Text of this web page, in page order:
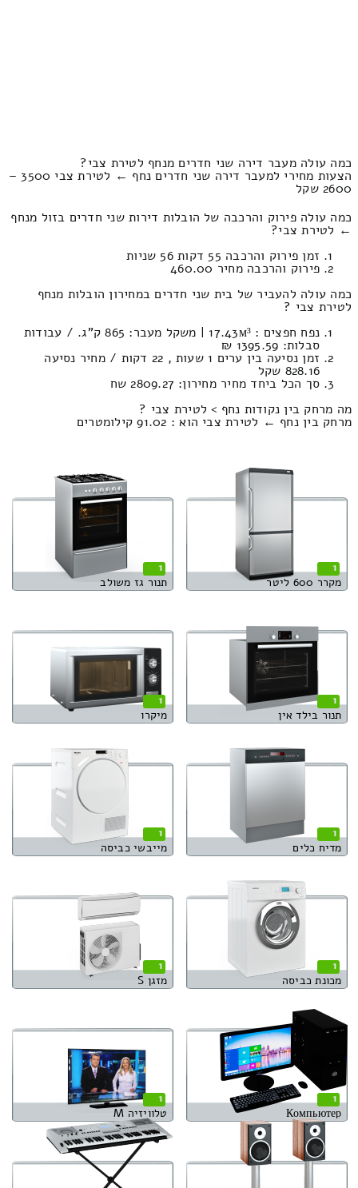
כמה עולה מעבר דירה שני חדרים מנחף לטירת צבי?
הצעות מחירי למעבר דירה שני חדרים נחף ← לטירת צבי 3500 –
2600 שקל
כמה עולה פירוק והרכבה של הובלות דירות שני חדרים בזול מנחף
← לטירת צבי?
זמן פירוק והרכבה 55 דקות 56 שניות
פירוק והרכבה מחיר 460.00
כמה עולה להעביר של בית שני חדרים במחירון הובלות מנחף
לטירת צבי ?
נפח חפצים : 17.43м³ | משקל מעבר: 865 ק”ג. / עבודות
סבלות: 1395.59 ₪
זמן נסיעה בין ערים 1 שעות , 22 דקות / מחיר נסיעה
828.16 שקל
סך הכל ביחד מחיר מחירון: 2809.27 שח
מה מרחק בין נקודות נחף > לטירת צבי ?
מרחק בין נחף ← לטירת צבי הוא : 91.02 קילומטרים
1
מקרר 600 ליטר
1
תנור גז משולב
1
תנור בילד אין
1
מיקרו
1
מדיח כלים
1
מייבשי כביסה
1
מכונת כביסה
1
מזגן S
1
Компьютер
1
טלוויזיה M